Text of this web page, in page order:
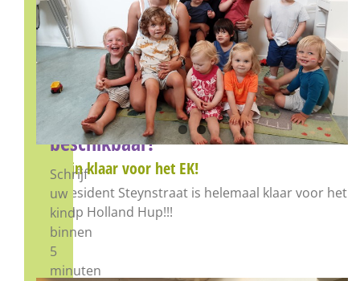
hebben
nog
enkele
plekken
beschikbaar!
Schrijf
uw
kind
binnen
5
minuten
Wij zijn klaar voor het EK!
De President Steynstraat is helemaal klaar voor het
EK. Hup Holland Hup!!!